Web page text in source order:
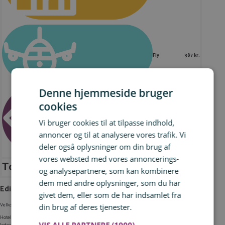
Fly 387 kr.
Bus til og fra
Glasgow
Total (pr. person): 2.755 kr.
Edinburgh og Glasgow – hotel
Velkommen til skønne Edinburgh!
Hoteller i Edinburgh er dyre. Så er det sagt. Men man kan godt finde
Denne hjemmeside bruger
cookies
Vi bruger cookies til at tilpasse indhold,
annoncer og til at analysere vores trafik. Vi
deler også oplysninger om din brug af
vores websted med vores annoncerings-
og analysepartnere, som kan kombinere
dem med andre oplysninger, som du har
givet dem, eller som de har indsamlet fra
din brug af deres tjenester.